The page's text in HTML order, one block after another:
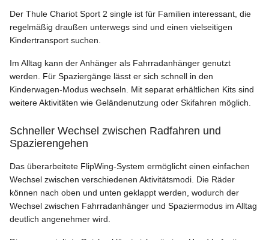
Der Thule Chariot Sport 2 single ist für Familien interessant, die
regelmäßig draußen unterwegs sind und einen vielseitigen
Kindertransport suchen.
Im Alltag kann der Anhänger als Fahrradanhänger genutzt
werden. Für Spaziergänge lässt er sich schnell in den
Kinderwagen-Modus wechseln. Mit separat erhältlichen Kits sind
weitere Aktivitäten wie Geländenutzung oder Skifahren möglich.
Schneller Wechsel zwischen Radfahren und
Spazierengehen
Das überarbeitete FlipWing-System ermöglicht einen einfachen
Wechsel zwischen verschiedenen Aktivitätsmodi. Die Räder
können nach oben und unten geklappt werden, wodurch der
Wechsel zwischen Fahrradanhänger und Spaziermodus im Alltag
deutlich angenehmer wird.